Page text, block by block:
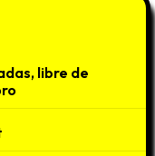
libre de